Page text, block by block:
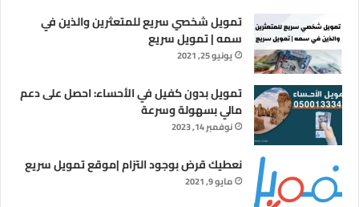
تمويل شخصي سريع للمتعثرين والذين في
سمه | تمويل سريع
يونيو 25, 2021
تمويل بدون كفيل في الأحساء: احصل على دعم
مالي بسهولة وسرعة
نوفمبر 14, 2023
نعطيك قرض بوجود التزام |موقع تمويل سريع
مايو 9, 2021